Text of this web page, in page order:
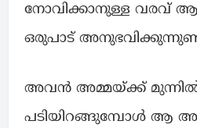
നോവിക്കാനുള്ള വരവ്
ഒരുപാട്
അവൻ അമ്മയ്ക്ക്
പടിയിറങ്ങുമ്പോൾ ആ